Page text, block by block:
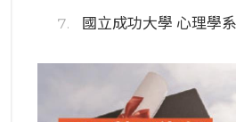
國立成功大學 心理學系